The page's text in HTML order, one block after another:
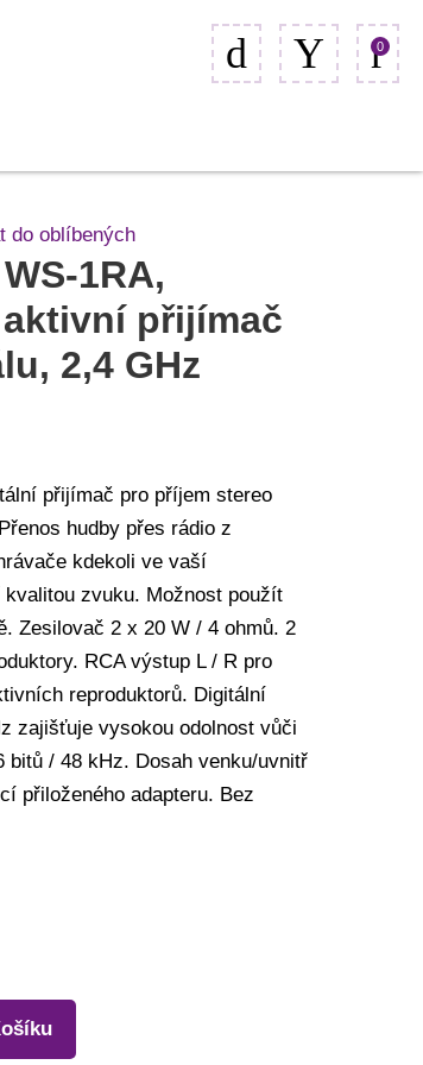
0
do oblíbených
1RA,
přijímač
2,4 GHz
přijímač pro příjem stereo
hudby přes rádio z
kdekoli ve vaší
zvuku. Možnost použít
Zesilovač 2 x 20 W / 4 ohmů. 2
RCA výstup L / R pro
reproduktorů. Digitální
zajišťuje vysokou odolnost vůči
bitů / 48 kHz. Dosah venku/uvnitř
přiloženého adapteru. Bez